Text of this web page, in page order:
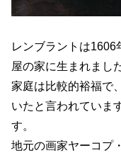
レンブラントは
屋の家に生まれまし
家庭は比較的裕福で
いたと言われていま
す。
地元の画家ヤーコプ